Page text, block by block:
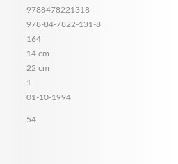
9788478221318
978-84-7822-131-8
164
14 cm
22 cm
1
01-10-1994
54